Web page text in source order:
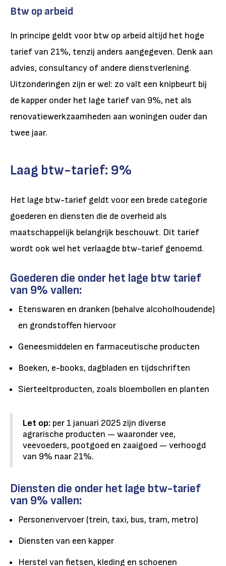
Btw op arbeid
In principe geldt voor btw op arbeid altijd het hoge
tarief van 21%, tenzij anders aangegeven. Denk aan
advies, consultancy of andere dienstverlening.
Uitzonderingen zijn er wel: zo valt een knipbeurt bij
de kapper onder het lage tarief van 9%, net als
renovatiewerkzaamheden aan woningen ouder dan
twee jaar.
Laag btw-tarief: 9%
Het lage btw-tarief geldt voor een brede categorie
goederen en diensten die de overheid als
maatschappelijk belangrijk beschouwt. Dit tarief
wordt ook wel het verlaagde btw-tarief genoemd.
Goederen die onder het lage btw tarief
van 9% vallen:
Etenswaren en dranken (behalve alcoholhoudende)
en grondstoffen hiervoor
Geneesmiddelen en farmaceutische producten
Boeken, e-books, dagbladen en tijdschriften
Sierteeltproducten, zoals bloembollen en planten
Let op: per 1 januari 2025 zijn diverse
agrarische producten — waaronder vee,
veevoeders, pootgoed en zaaigoed — verhoogd
van 9% naar 21%.
Diensten die onder het lage btw-tarief
van 9% vallen:
Personenvervoer (trein, taxi, bus, tram, metro)
Diensten van een kapper
Herstel van fietsen, kleding en schoenen